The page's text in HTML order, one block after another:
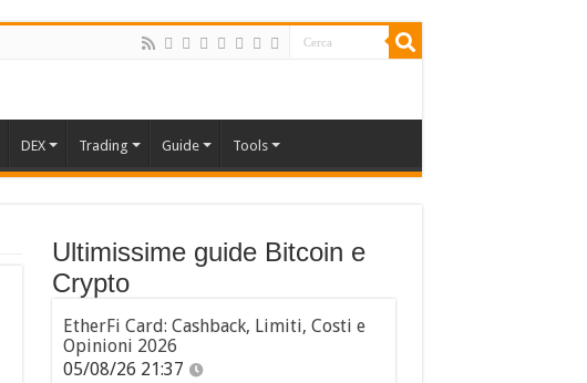
DEX Trading Guide Tools
Ultimissime guide Bitcoin e
Crypto
EtherFi Card: Cashback, Limiti, Costi e
Opinioni 2026
05/08/26 21:37